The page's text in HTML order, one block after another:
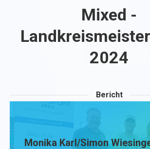
Mixed -
2024
Bericht
Monika Karl/Simon